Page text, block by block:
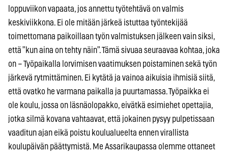
loppuviikon vapaata, jos annettu työtehtävä on valmis
keskiviikkona. Ei ole mitään järkeä istuttaa työntekijää
toimettomana paikoillaan työn valmistuksen jälkeen vain siksi,
että ”kun aina on tehty näin”. Tämä sivuaa seuraavaa kohtaa, joka
on – Työpaikalla lorvimisen vaatimuksen poistaminen sekä työn
järkevä rytmittäminen. Ei kytätä ja vainoa aikuisia ihmisiä siitä,
että ovatko he varmana paikalla ja puurtamassa. Työpaikka ei
ole koulu, jossa on läsnäolopakko, eivätkä esimiehet opettajia,
jotka silmä kovana vahtaavat, että jokainen pysyy pulpetissaan
vaaditun ajan eikä poistu koulualueelta ennen virallista
koulupäivän päättymistä. Me Assarikaupassa olemme ottaneet